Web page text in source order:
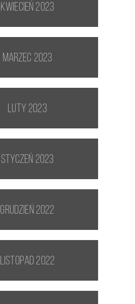
kwiecień 2023
marzec 2023
luty 2023
styczeń 2023
grudzień 2022
listopad 2022